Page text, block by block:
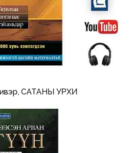
САТАНЫ УРХИ